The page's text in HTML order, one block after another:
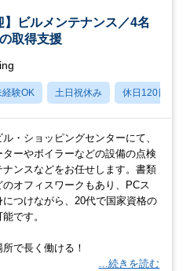
】ビルメンテナンス／4名
取得支援
経験OK 土日祝休み 休日120日以上
ル・ショッピングセンターにて、
ターやボイラーなどの設備の点検
ナンスなどをお任せします。書類
のオフィスワークもあり、PCス
につけながら、20代で国家資格の
です。
で長く働ける！
…続きを読む